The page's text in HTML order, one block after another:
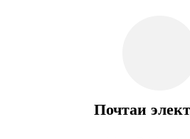
Почтаи